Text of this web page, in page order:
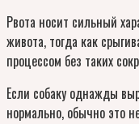
Рвота носит сильный
живота, тогда как
процессом без таких
Если собаку однажды
нормально, обычно это